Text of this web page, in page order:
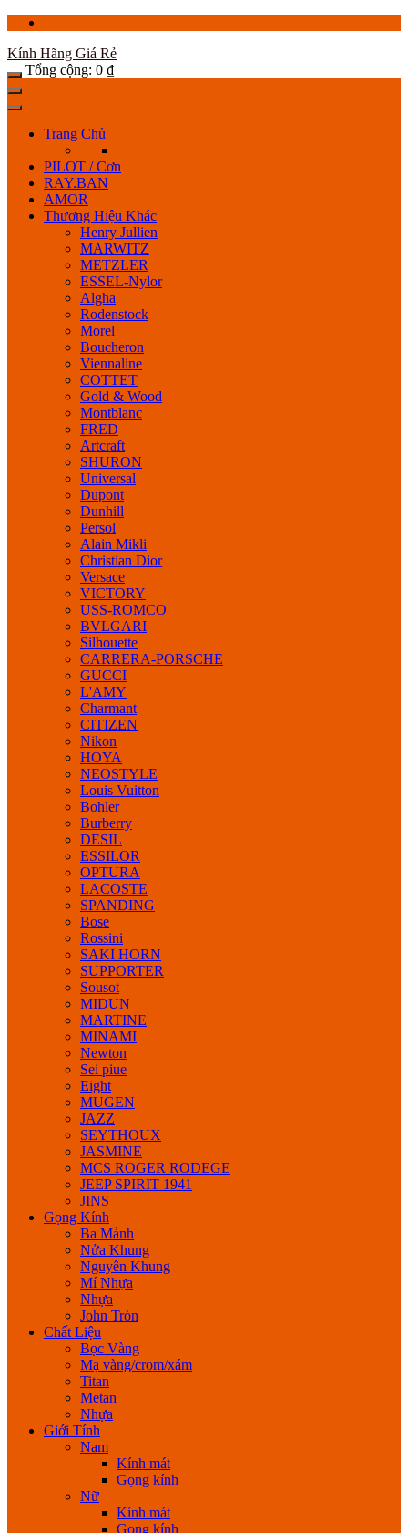
Kính Hãng Giá Rẻ
Tổng cộng: 0 ₫
Trang Chủ
PILOT / Cơn
RAY.BAN
AMOR
Thương Hiệu Khác
Henry Jullien
MARWITZ
METZLER
ESSEL-Nylor
Algha
Rodenstock
Morel
Boucheron
Viennaline
COTTET
Gold & Wood
Montblanc
FRED
Artcraft
SHURON
Universal
Dupont
Dunhill
Persol
Alain Mikli
Christian Dior
Versace
VICTORY
USS-ROMCO
BVLGARI
Silhouette
CARRERA-PORSCHE
GUCCI
L'AMY
Charmant
CITIZEN
Nikon
HOYA
NEOSTYLE
Louis Vuitton
Bohler
Burberry
DESIL
ESSILOR
OPTURA
LACOSTE
SPANDING
Bose
Rossini
SAKI HORN
SUPPORTER
Sousot
MIDUN
MARTINE
MINAMI
Newton
Sei piue
Eight
MUGEN
JAZZ
SEYTHOUX
JASMINE
MCS ROGER RODEGE
JEEP SPIRIT 1941
JINS
Gọng Kính
Ba Mảnh
Nửa Khung
Nguyên Khung
Mí Nhựa
Nhựa
John Tròn
Chất Liệu
Bọc Vàng
Mạ vàng/crom/xám
Titan
Metan
Nhựa
Giới Tính
Nam
Kính mát
Gọng kính
Nữ
Kính mát
Gọng kính